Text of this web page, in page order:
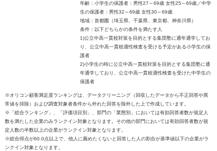
年齢：小学生の保護者：男性27～69歳 女性25～69歳／中学
生の保護者：男性32～69歳 女性30～69歳
地域：首都圏（埼玉県、千葉県、東京都、神奈川県）
条件：以下どちらかの条件を満たす人
1)公立中高一貫校対策を目的とする集団塾に通年通学してお
り、公立中高一貫校適性検査を受ける予定がある小学生の保
護者
2)小学生の時に公立中高一貫校対策を目的とする集団塾に通
年通学しており、公立中高一貫校適性検査を受けた中学生の
保護者
※オリコン顧客満足度ランキングは、データクリーニング（回収したデータから不正回答や異
常値を排除）および調査対象者条件から外れた回答を除外した上で作成しています。
※「総合ランキング」、「評価項目別」、部門の「業態別」においては有効回答者数が規定人
数を満たした企業のみランクイン対象となります。その他の部門においては有効回答者数が規
定人数の半数以上の企業がランクイン対象となります。
※総合得点が60.0点以上で、他人に薦めたくないと回答した人の割合が基準値以下の企業がラ
ンクイン対象となります。